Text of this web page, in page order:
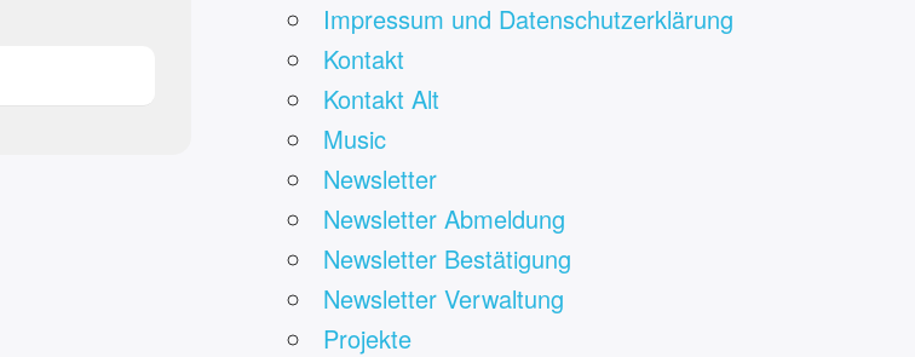
Impressum und Datenschutzerklärung
Kontakt
Kontakt Alt
Music
Newsletter
Newsletter Abmeldung
Newsletter Bestätigung
Newsletter Verwaltung
Projekte